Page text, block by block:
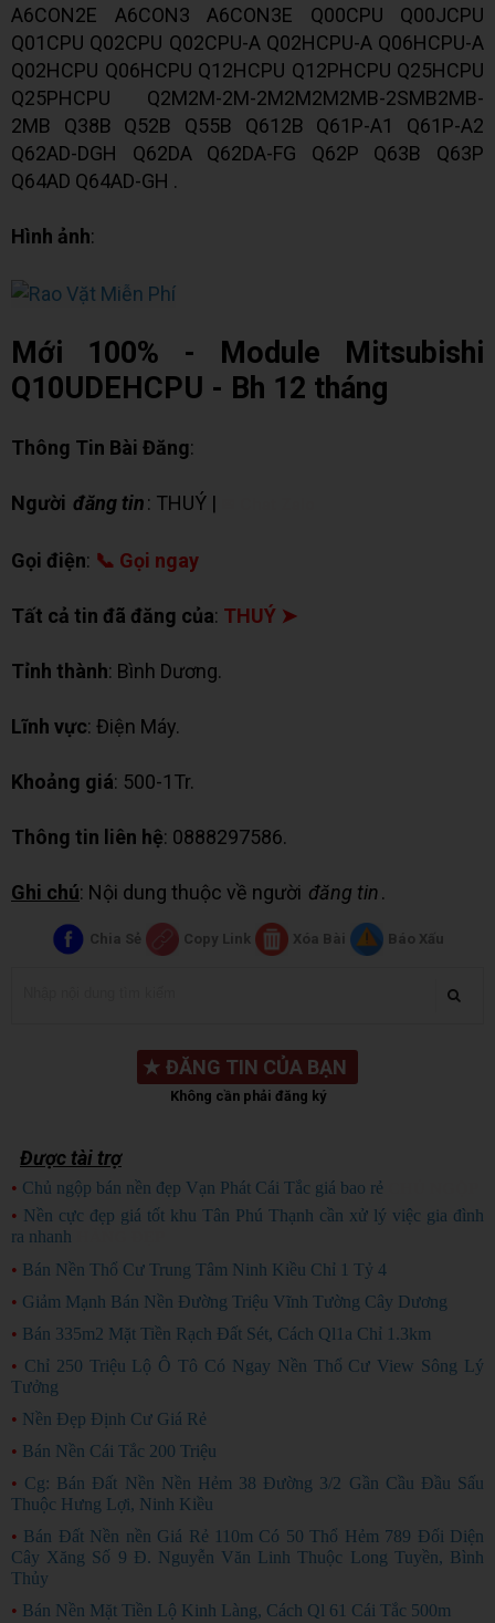
A6CON2E A6CON3 A6CON3E Q00CPU Q00JCPU
Q01CPU Q02CPU Q02CPU-A Q02HCPU-A Q06HCPU-A
Q02HCPU Q06HCPU Q12HCPU Q12PHCPU Q25HCPU
Q25PHCPU Q2M2M-2M-2M2M2M2MB-2SMB2MB-
2MB Q38B Q52B Q55B Q612B Q61P-A1 Q61P-A2
Q62AD-DGH Q62DA Q62DA-FG Q62P Q63B Q63P
Q64AD Q64AD-GH .
Hình ảnh:
Mới 100% - Module Mitsubishi
Q10UDEHCPU - Bh 12 tháng
Thông Tin Bài Đăng:
Người đăng tin: THUÝ |
Gọi điện: 📞 Gọi ngay
Tất cả tin đã đăng của: THUÝ ➤
Tỉnh thành: Bình Dương.
Lĩnh vực: Điện Máy.
Khoảng giá: 500-1Tr.
Thông tin liên hệ: 0888297586.
Ghi chú: Nội dung thuộc về người đăng tin.
Chia Sẻ Copy Link Xóa Bài Báo Xấu
★ ĐĂNG TIN CỦA BẠN
Không cần phải đăng ký
Được tài trợ
• Chủ ngộp bán nền đẹp Vạn Phát Cái Tắc giá bao rẻ
• Nền cực đẹp giá tốt khu Tân Phú Thạnh cần xử lý việc gia đình
ra nhanh
• Bán Nền Thổ Cư Trung Tâm Ninh Kiều Chỉ 1 Tỷ 4
• Giảm Mạnh Bán Nền Đường Triệu Vĩnh Tường Cây Dương
• Bán 335m2 Mặt Tiền Rạch Đất Sét, Cách Ql1a Chỉ 1.3km
• Chỉ 250 Triệu Lộ Ô Tô Có Ngay Nền Thổ Cư View Sông Lý
Tưởng
• Nền Đẹp Định Cư Giá Rẻ
• Bán Nền Cái Tắc 200 Triệu
• Cg: Bán Đất Nền Nền Hẻm 38 Đường 3/2 Gần Cầu Đầu Sấu
Thuộc Hưng Lợi, Ninh Kiều
• Bán Đất Nền nền Giá Rẻ 110m Có 50 Thổ Hẻm 789 Đối Diện
Cây Xăng Số 9 Đ. Nguyễn Văn Linh Thuộc Long Tuyền, Bình
Thủy
• Bán Nền Mặt Tiền Lộ Kinh Làng, Cách Ql 61 Cái Tắc 500m